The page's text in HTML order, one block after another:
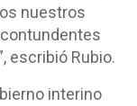
nuestros
escribió Rubio.
interino